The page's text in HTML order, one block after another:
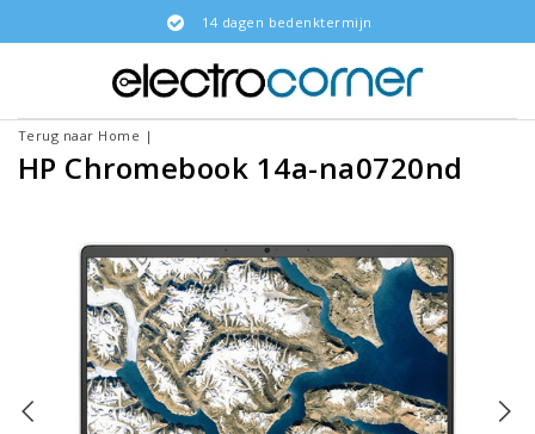
14 dagen bedenktermijn
Terug naar Home |
HP Chromebook 14a-na0720nd